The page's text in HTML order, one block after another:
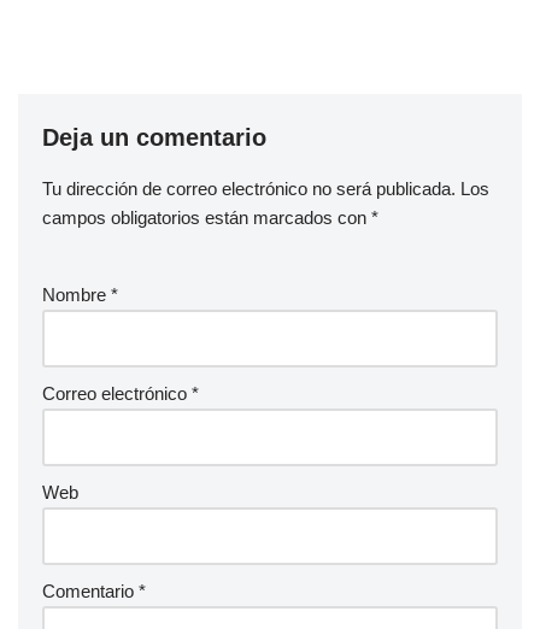
Deja un comentario
Tu dirección de correo electrónico no será publicada. Los
campos obligatorios están marcados con *
Nombre *
Correo electrónico *
Web
Comentario *